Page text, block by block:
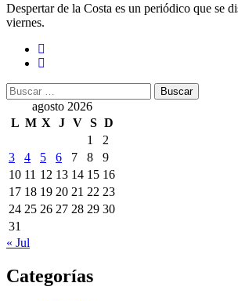
Despertar de la Costa es un periódico que se
viernes.
Buscar:
agosto 2026
L M X J V S D
1
2
3
4 5 6 7 8
9
10 11 12 13 14 15 16
17 18 19 20 21 22 23
24 25 26 27 28 29 30
31
« Jul
Categorías